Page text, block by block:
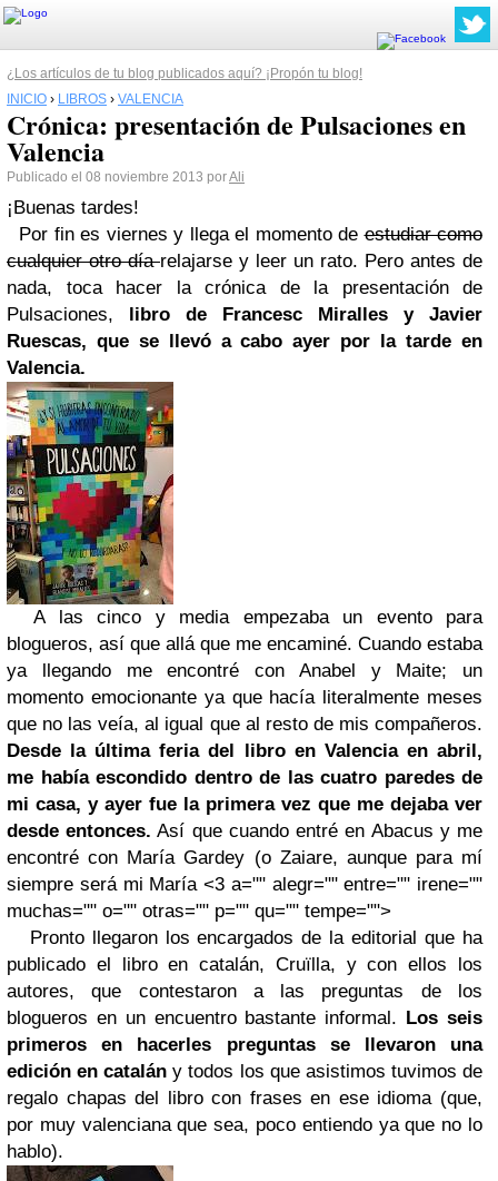
¿Los artículos de tu blog publicados aquí? ¡Propón tu blog!
INICIO › LIBROS › VALENCIA
Crónica: presentación de Pulsaciones en
Valencia
Publicado el 08 noviembre 2013 porAli
¡Buenas tardes!
Por fin es viernes y llega el momento deestudiar como
cualquier otro díarelajarse y leer un rato. Pero antes de
nada, toca hacer la crónica de la presentación de
Pulsaciones, libro de Francesc Miralles y Javier
Ruescas, que se llevó a cabo ayer por la tarde en
Valencia.
A las cinco y media empezaba un evento para
blogueros, así que allá que me encaminé. Cuando estaba
ya llegando me encontré con Anabel y Maite; un
momento emocionante ya que hacía literalmente meses
que no las veía, al igual que al resto de mis compañeros.
Desde la últimaferia del libroen Valencia en abril,
me había escondido dentro de las cuatro paredes de
mi casa, y ayer fue la primera vez que me dejaba ver
desde entonces. Así que cuando entré en Abacus y me
encontré con María Gardey (o Zaiare, aunque para mí
siempre será mi María <3 a="" alegr="" entre="" irene=""
muchas="" o="" otras="" p="" qu="" tempe="">
Pronto llegaron los encargados de la editorial que ha
publicado el libro en catalán, Cruïlla, y con ellos los
autores, que contestaron a las preguntas de los
blogueros en un encuentro bastante informal. Los seis
primeros en hacerles preguntas se llevaron una
edición en catalán y todos los que asistimos tuvimos de
regalo chapas del libro con frases en ese idioma (que,
por muy valenciana que sea, poco entiendo ya que no lo
hablo).